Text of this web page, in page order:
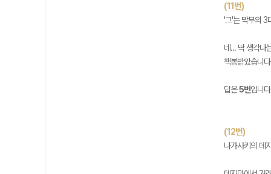
(11번)
'그'는 막부의 3
네... 딱 생각나
책봉받았습니
답은5번입니
(12번)
나가사키의 데